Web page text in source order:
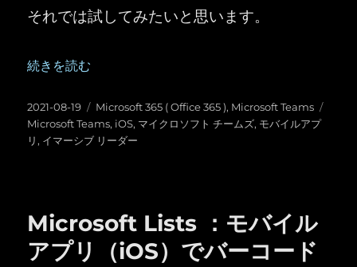
それでは試してみたいと思います。
“Microsoft Teams ：モバイルアプリ( iOS )でもイマーシ
続きを読む
投
稿
日:
2021-08-19
カ
テ
ゴ
Microsoft 365 ( Office 365 ), Microsoft Teams
Microsoft Teams, iOS, マイクロソフト チームズ, モバイルアプ
リ, イマーシブ リーダー
Microsoft Lists ：モバイル
アプリ（iOS）でバーコード